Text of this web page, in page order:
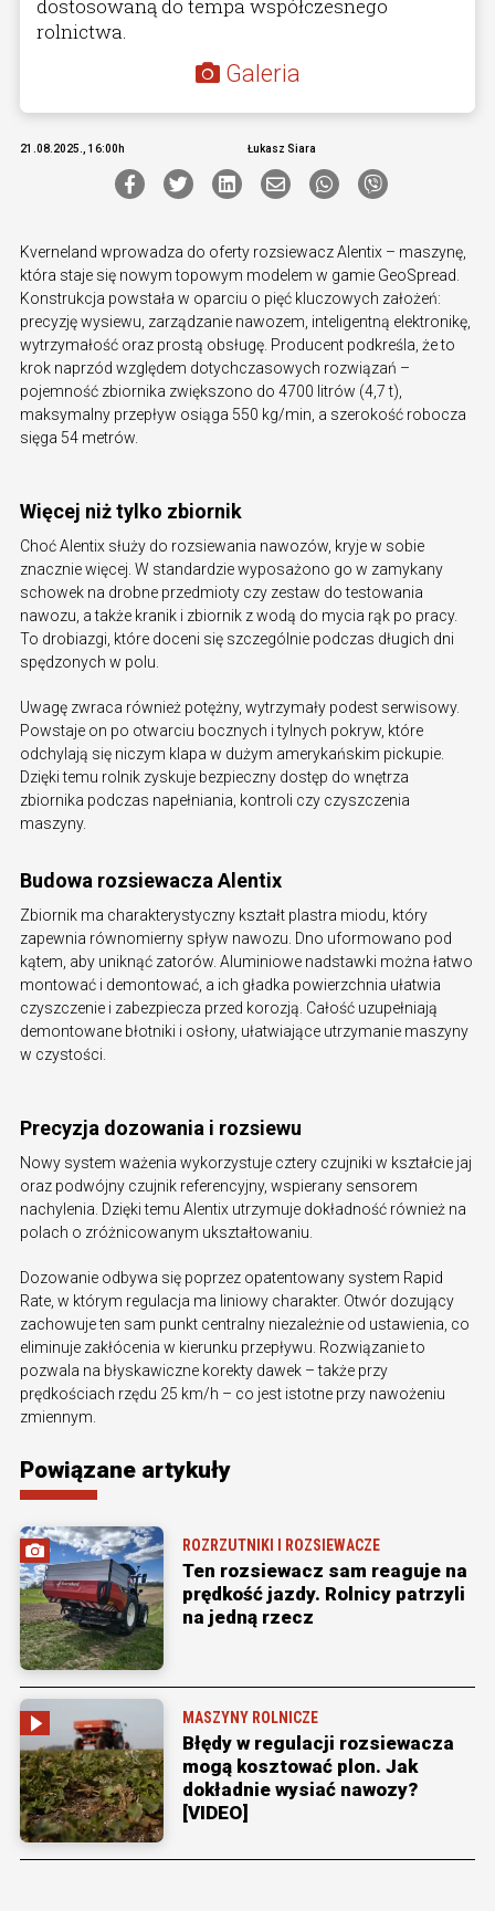
dostosowaną do tempa współczesnego
rolnictwa.
Galeria
21.08.2025., 16:00h Łukasz Siara
Kverneland wprowadza do oferty rozsiewacz Alentix – maszynę,
która staje się nowym topowym modelem w gamie GeoSpread.
Konstrukcja powstała w oparciu o pięć kluczowych założeń:
precyzję wysiewu, zarządzanie nawozem, inteligentną elektronikę,
wytrzymałość oraz prostą obsługę. Producent podkreśla, że to
krok naprzód względem dotychczasowych rozwiązań –
pojemność zbiornika zwiększono do 4700 litrów (4,7 t),
maksymalny przepływ osiąga 550 kg/min, a szerokość robocza
sięga 54 metrów.
Więcej niż tylko zbiornik
Choć Alentix służy do rozsiewania nawozów, kryje w sobie
znacznie więcej. W standardzie wyposażono go w zamykany
schowek na drobne przedmioty czy zestaw do testowania
nawozu, a także kranik i zbiornik z wodą do mycia rąk po pracy.
To drobiazgi, które doceni się szczególnie podczas długich dni
spędzonych w polu.
Uwagę zwraca również potężny, wytrzymały podest serwisowy.
Powstaje on po otwarciu bocznych i tylnych pokryw, które
odchylają się niczym klapa w dużym amerykańskim pickupie.
Dzięki temu rolnik zyskuje bezpieczny dostęp do wnętrza
zbiornika podczas napełniania, kontroli czy czyszczenia
maszyny.
Budowa rozsiewacza Alentix
Zbiornik ma charakterystyczny kształt plastra miodu, który
zapewnia równomierny spływ nawozu. Dno uformowano pod
kątem, aby uniknąć zatorów. Aluminiowe nadstawki można łatwo
montować i demontować, a ich gładka powierzchnia ułatwia
czyszczenie i zabezpiecza przed korozją. Całość uzupełniają
demontowane błotniki i osłony, ułatwiające utrzymanie maszyny
w czystości.
Precyzja dozowania i rozsiewu
Nowy system ważenia wykorzystuje cztery czujniki w kształcie jaj
oraz podwójny czujnik referencyjny, wspierany sensorem
nachylenia. Dzięki temu Alentix utrzymuje dokładność również na
polach o zróżnicowanym ukształtowaniu.
Dozowanie odbywa się poprzez opatentowany system Rapid
Rate, w którym regulacja ma liniowy charakter. Otwór dozujący
zachowuje ten sam punkt centralny niezależnie od ustawienia, co
eliminuje zakłócenia w kierunku przepływu. Rozwiązanie to
pozwala na błyskawiczne korekty dawek – także przy
prędkościach rzędu 25 km/h – co jest istotne przy nawożeniu
zmiennym.
Powiązane artykuły
ROZRZUTNIKI I ROZSIEWACZE
Ten rozsiewacz sam reaguje na
prędkość jazdy. Rolnicy patrzyli
na jedną rzecz
MASZYNY ROLNICZE
Błędy w regulacji rozsiewacza
mogą kosztować plon. Jak
dokładnie wysiać nawozy?
[VIDEO]